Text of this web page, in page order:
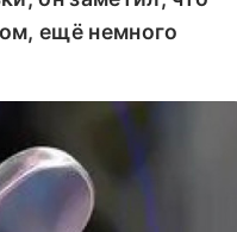
ещё немного